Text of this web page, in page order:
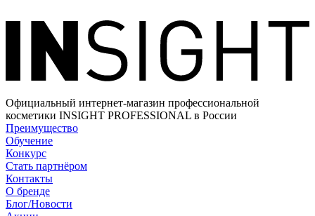
Официальный интернет-магазин профессиональной
косметики INSIGHT PROFESSIONAL в России
Преимущество
Обучение
Конкурс
Стать партнёром
Контакты
О бренде
Блог/Новости